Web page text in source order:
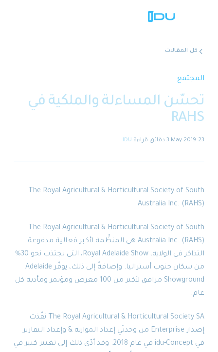
الحلول
المنصة
المقالات
المساءلة والملكية في
3 دقائق قراءة·
IDU
The Royal Agricultural&Horticultural Society of
Australia Inc.
The Royal Agricultural&Horticultural Society of
Australia Inc. (RAHS) هي المنظِّمة لأكبر فعالية مدفوعة
التذاكر في الولاية، Royal Adelaide Show، التي تجتذب نحو 30%
من سكان جنوب أستراليا. وإضافةً إلى ذلك، يوفّر Adelaide
Showground مرافق لأكثر من 100 معرض ومؤتمر ومأدبة كل
The Royal Agricultural&
Horticultural Society SA نفّذت
&وإعداد التقارير
في idu-Concept في عام 2018. وقد أدّى ذلك إلى تغيير كبير في